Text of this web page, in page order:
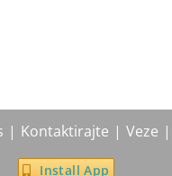
Kontaktirajte Veze
Install App